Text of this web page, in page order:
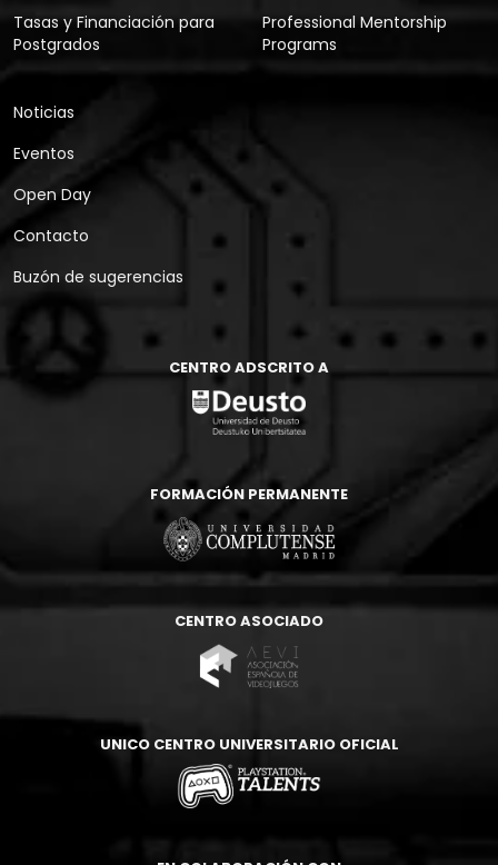
Tasas y Financiación para
Postgrados
Professional Mentorship
Programs
Noticias
Eventos
Open Day
Contacto
Buzón de sugerencias
CENTRO ADSCRITO A
FORMACIÓN PERMANENTE
CENTRO ASOCIADO
UNICO CENTRO UNIVERSITARIO OFICIAL